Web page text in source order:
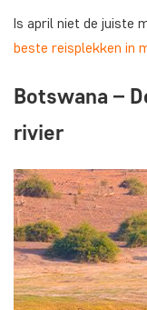
Is april niet de juiste
beste reisplekken in
Botswana –
rivier